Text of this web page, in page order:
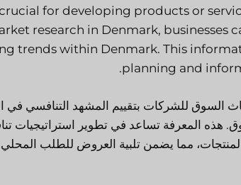
for developing products or
research in Denmark, businesses
trends within Denmark. This
planning and
السوق للشركات بتقييم المشهد التنافسي في
المعرفة تساعد في تطوير استراتيجيات
مما يضمن تلبية العروض للطلب المحلي